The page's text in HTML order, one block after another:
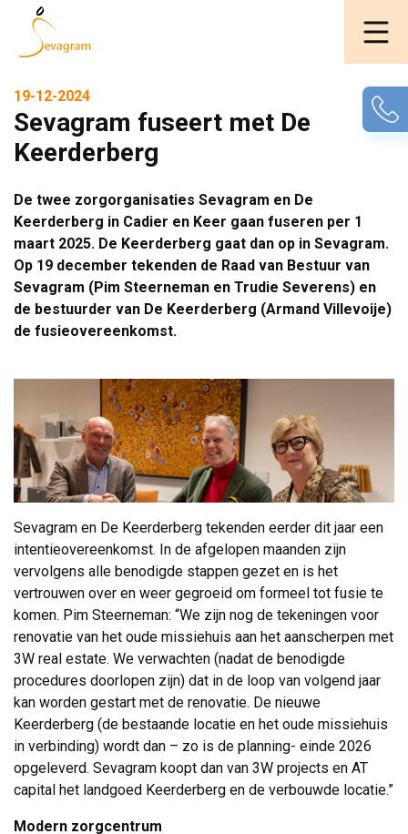
19-12-2024
Sevagram fuseert met De
Keerderberg
De twee zorgorganisaties Sevagram en De
Keerderberg in Cadier en Keer gaan fuseren per 1
maart 2025. De Keerderberg gaat dan op in Sevagram.
Op 19 december tekenden de Raad van Bestuur van
Sevagram (Pim Steerneman en Trudie Severens) en
de bestuurder van De Keerderberg (Armand Villevoije)
de fusieovereenkomst.
Sevagram en De Keerderberg tekenden eerder dit jaar een
intentieovereenkomst. In de afgelopen maanden zijn
vervolgens alle benodigde stappen gezet en is het
vertrouwen over en weer gegroeid om formeel tot fusie te
komen. Pim Steerneman: “We zijn nog de tekeningen voor
renovatie van het oude missiehuis aan het aanscherpen met
3W real estate. We verwachten (nadat de benodigde
procedures doorlopen zijn) dat in de loop van volgend jaar
kan worden gestart met de renovatie. De nieuwe
Keerderberg (de bestaande locatie en het oude missiehuis
in verbinding) wordt dan – zo is de planning- einde 2026
opgeleverd. Sevagram koopt dan van 3W projects en AT
capital het landgoed Keerderberg en de verbouwde locatie.”
Modern zorgcentrum